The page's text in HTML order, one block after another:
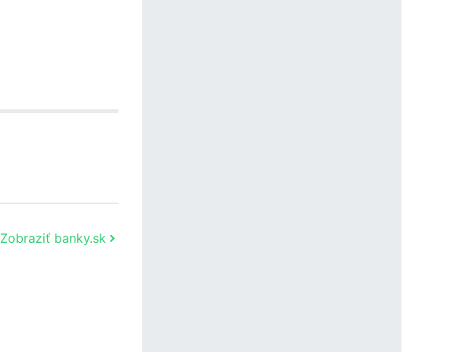
Zobraziť banky.sk